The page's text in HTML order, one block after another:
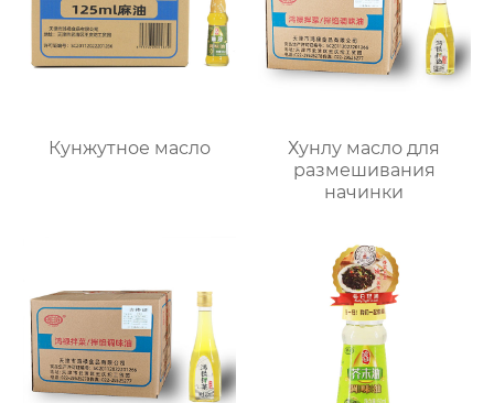
Кунжутное масло
Хунлу масло для
размешивания
начинки